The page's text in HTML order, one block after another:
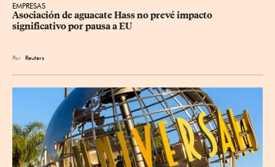
EMPRESAS
Asociación de aguacate Hass no prevé impacto
significativo por pausa a EU
Por Reuters